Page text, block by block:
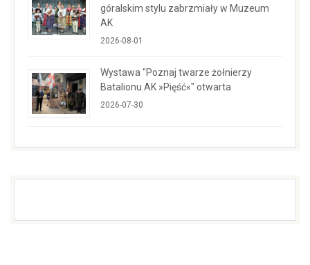
góralskim stylu zabrzmiały w Muzeum
AK
2026-08-01
Wystawa "Poznaj twarze żołnierzy
Batalionu AK »Pięść«" otwarta
2026-07-30